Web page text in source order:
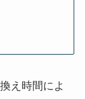
え時間によ